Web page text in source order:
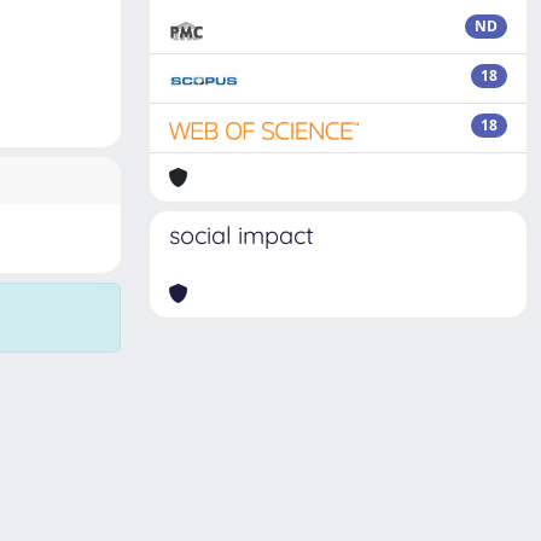
ND
18
18
social impact